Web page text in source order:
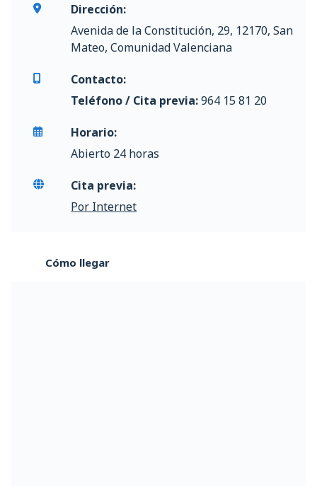
Dirección:
Avenida de la Constitución, 29, 12170, San
Mateo, Comunidad Valenciana
Contacto:
Teléfono / Cita previa:964 15 81 20
Horario:
Abierto 24 horas
Cita previa:
Por Internet
Cómo llegar